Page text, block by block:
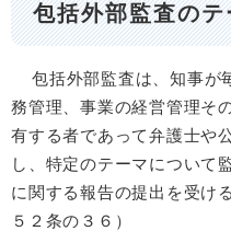
包括外部監査の
包括外部監査は、知事が
務管理、事業の経営管理そ
有する者であって弁護士や
し、特定のテーマについて
に関する報告の提出を受け
５２条の３６）